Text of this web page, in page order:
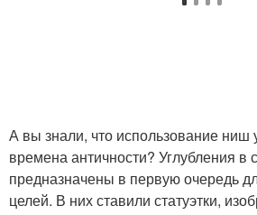
А вы знали, что использование ниш
времена античности? Углубления в
предназначены в первую очередь
целей. В них ставили статуэтки,